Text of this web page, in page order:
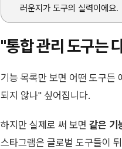
러운지가 도구의 실력이에요.
"통합 관리 도구는
기능 목록만 보면 어떤 도구든
되지 않나" 싶어집니다.
하지만 실제로 써 보면 같은 기
스타그램은 글로벌 도구들이